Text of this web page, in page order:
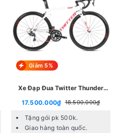
Giảm 5%
Xe Đạp Đua Twitter Thunder
17.500.000₫ 18.500.000₫
Tặng gói pk 500k.
Giao hàng toàn quốc.